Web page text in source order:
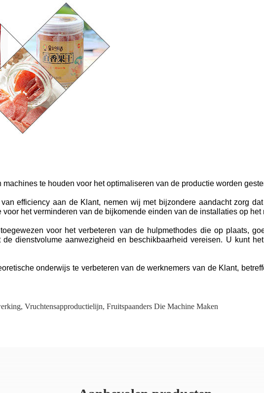
te houden voor het optimaliseren van de productie worden
efficiency aan de Klant, nemen wij met bijzondere aandacht zorg
voor het verminderen van de bijkomende einden van de installaties op
voor het verbeteren van de hulpmethodes die op plaats,
dienstvolume aanwezigheid en beschikbaarheid vereisen. U kunt
onderwijs te verbeteren van de werknemers van de Klant,
, Vruchtensapproductielijn, Fruitspaanders Die Machine Maken